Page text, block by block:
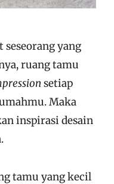
seseorang yang
ruang tamu
setiap
Maka
inspirasi desain
tamu yang kecil